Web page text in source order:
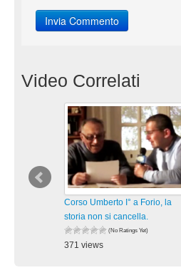
Video Correlati
Corso Umberto I° a Forio, la
storia non si cancella.
(No Ratings Yet)
371 views